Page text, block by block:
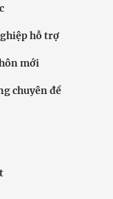
hỗ trợ
mới
chuyên đề